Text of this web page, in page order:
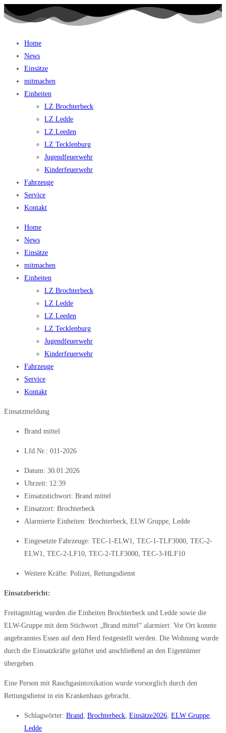
Home
News
Einsätze
mitmachen
Einheiten
LZ Brochterbeck
LZ Ledde
LZ Leeden
LZ Tecklenburg
Jugendfeuerwehr
Kinderfeuerwehr
Fahrzeuge
Service
Kontakt
Home
News
Einsätze
mitmachen
Einheiten
LZ Brochterbeck
LZ Ledde
LZ Leeden
LZ Tecklenburg
Jugendfeuerwehr
Kinderfeuerwehr
Fahrzeuge
Service
Kontakt
Einsatzmeldung
Brand mittel
Lfd.Nr.: 011-2026
Datum: 30.01.2026
Uhrzeit: 12:39
Einsatzstichwort: Brand mittel
Einsatzort: Brochterbeck
Alarmierte Einheiten: Brochterbeck, ELW Gruppe, Ledde
Eingesetzte Fahrzeuge: TEC-1-ELW1, TEC-1-TLF3000, TEC-2-
ELW1, TEC-2-LF10, TEC-2-TLF3000, TEC-3-HLF10
Weitere Kräfte: Polizei, Rettungsdienst
Einsatzbericht:
Freitagmittag wurden die Einheiten Brochterbeck und Ledde sowie die
ELW-Gruppe mit dem Stichwort „Brand mittel“ alarmiert. Vor Ort konnte
angebranntes Essen auf dem Herd festgestellt werden. Die Wohnung wurde
durch die Einsatzkräfte gelüftet und anschließend an den Eigentümer
übergeben.
Eine Person mit Rauchgasintoxikation wurde vorsorglich durch den
Rettungsdienst in ein Krankenhaus gebracht.
Schlagwörter: Brand, Brochterbeck, Einsätze2026, ELW Gruppe,
Ledde